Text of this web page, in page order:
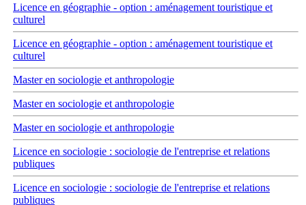
Licence en géographie - option : aménagement touristique et
culturel
Licence en géographie - option : aménagement touristique et
culturel
Master en sociologie et anthropologie
Master en sociologie et anthropologie
Master en sociologie et anthropologie
Licence en sociologie : sociologie de l'entreprise et relations
publiques
Licence en sociologie : sociologie de l'entreprise et relations
publiques